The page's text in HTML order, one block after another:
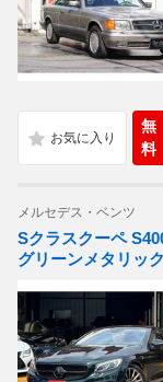
無
料
メルセデス・ベンツ
Sクラスクーペ
グリーンメタリッ